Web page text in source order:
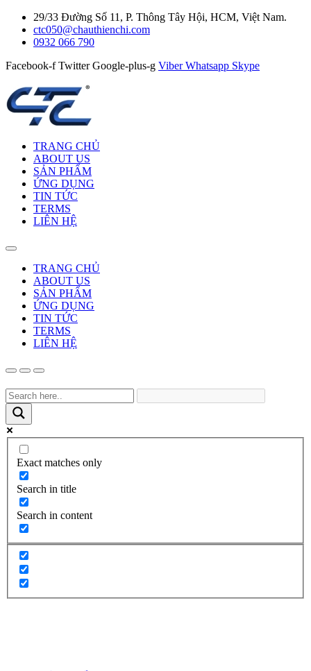
29/33 Đường Số 11, P. Thông Tây Hội, HCM, Việt Nam.
ctc050@chauthienchi.com
0932 066 790
Facebook-f Twitter Google-plus-g Viber Whatsapp Skype
TRANG CHỦ
ABOUT US
SẢN PHẨM
ỨNG DỤNG
TIN TỨC
TERMS
LIÊN HỆ
TRANG CHỦ
ABOUT US
SẢN PHẨM
ỨNG DỤNG
TIN TỨC
TERMS
LIÊN HỆ
Exact matches only
Search in title
Search in content